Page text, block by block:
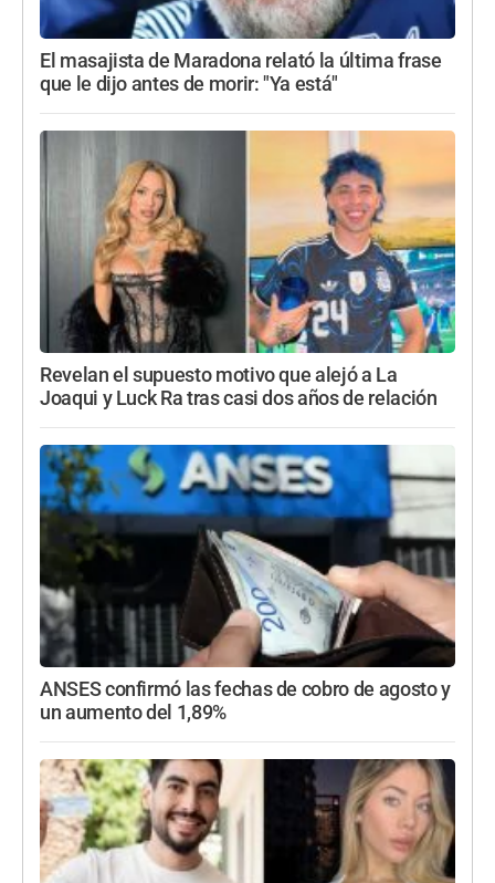
El masajista de Maradona relató la última frase
que le dijo antes de morir: "Ya está"
Revelan el supuesto motivo que alejó a La
Joaqui y Luck Ra tras casi dos años de relación
ANSES confirmó las fechas de cobro de agosto y
un aumento del 1,89%